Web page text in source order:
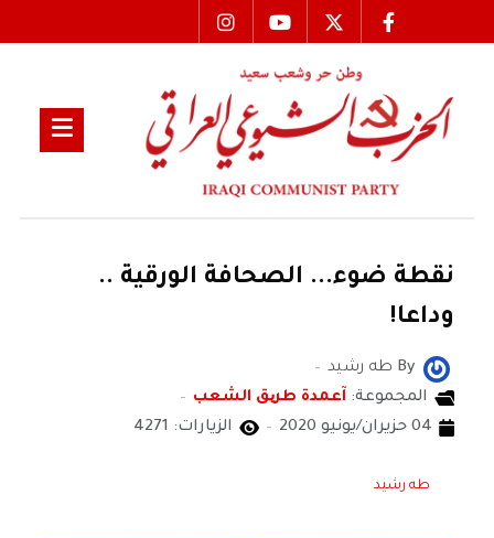
نقطة ضوء... الصحافة الورقية ..
وداعا!
By طه رشيد
المجموعة: آعمدة طریق الشعب
04 حزيران/يونيو 2020
الزيارات: 4271
طه رشيد